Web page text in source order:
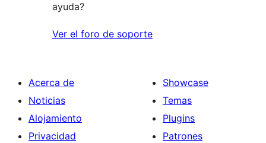
ayuda?
Ver el foro de soporte
Acerca de
Noticias
Alojamiento
Privacidad
Showcase
Temas
Plugins
Patrones